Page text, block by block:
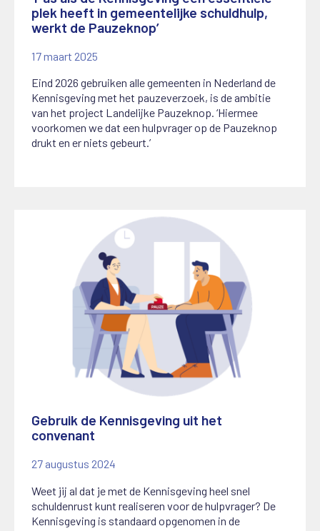
plek heeft in gemeentelijke schuldhulp,
werkt de Pauzeknop’
17 maart 2025
Eind 2026 gebruiken alle gemeenten in Nederland de
Kennisgeving met het pauzeverzoek, is de ambitie
van het project Landelijke Pauzeknop. ‘Hiermee
voorkomen we dat een hulpvrager op de Pauzeknop
drukt en er niets gebeurt.’
Gebruik de Kennisgeving uit het
convenant
27 augustus 2024
Weet jij al dat je met de Kennisgeving heel snel
schuldenrust kunt realiseren voor de hulpvrager? De
Kennisgeving is standaard opgenomen in de